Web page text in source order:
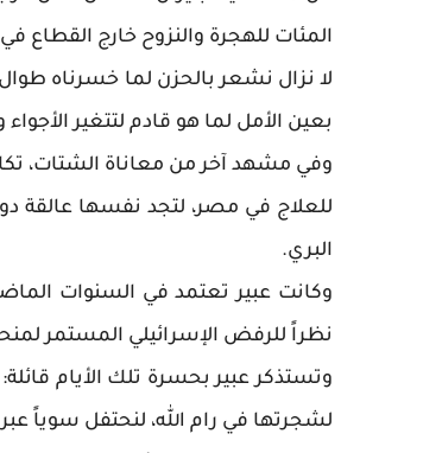
المئات للهجرة والنزوح خارج القطاع
لا نزال نشعر بالحزن لما خسرناه
بعين الأمل لما هو قادم لتتغير الأجواء
وفي مشهد آخر من معاناة الشتات،
للعلاج في مصر، لتجد نفسها عالقة
البري.
وكانت عبير تعتمد في السنوات
نظراً للرفض الإسرائيلي المستمر
وتستذكر عبير بحسرة تلك الأيام
لشجرتها في رام الله، لنحتفل سوياً